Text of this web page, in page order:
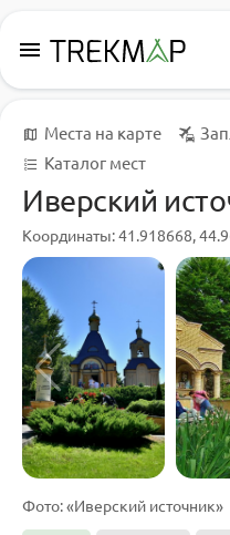
menu
Места на карте
Каталог мест
Иверский
Координаты: 41.918668,
Фото: «Иверский источник»